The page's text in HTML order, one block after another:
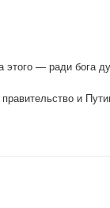
этого — ради бога
правительство и